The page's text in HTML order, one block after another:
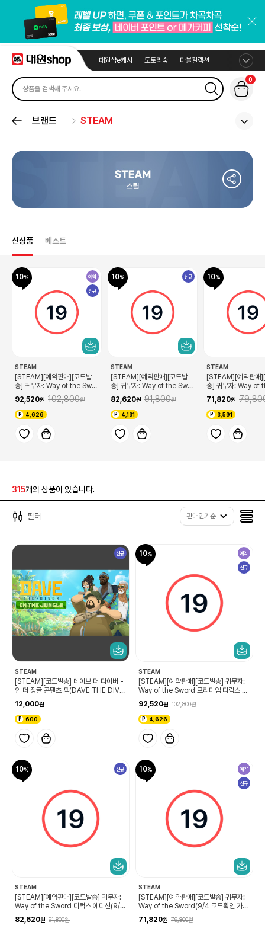
대원샵e캐시 도토리숲 마블컬렉션
0
브랜드 STEAM
신상품 베스트
10 예약
신규
STEAM
[STEAM][예약판매][코드발
송] 귀무자: Way of the Swor
d 프리미엄 디럭스 에디션(9/4
코드확인 가능)
92,520 102,800
4,626
10 신규
STEAM
[STEAM][예약판매][코드발
송] 귀무자: Way of the Swor
d 디럭스 에디션(9/4 코드확인
가능)
82,620 91,800
4,131
10
STEAM
[STEAM][예약판매
송] 귀무자: Way of
d(9/4 코드확인 가
71,820
3,591
315개의 상품이 있습니다.
필터 판매인기순
신규
STEAM
[STEAM][코드발송] 데이브 더 다이버 -
인 더 정글 콘텐츠 팩(DAVE THE DIVE
R - In the Jungle Content Pack)
12,000
600
10 예약
신규
STEAM
[STEAM][예약판매][코드발송] 귀무자:
Way of the Sword 프리미엄 디럭스 에
디션(9/4 코드확인 가능)
92,520 102,800
4,626
10 신규
STEAM
[STEAM][예약판매][코드발송] 귀무자:
Way of the Sword 디럭스 에디션(9/4
코드확인 가능)
82,620 91,800
10 예약
신규
STEAM
[STEAM][예약판매][코드발송] 귀무자:
Way of the Sword(9/4 코드확인 가
능)
71,820 79,800